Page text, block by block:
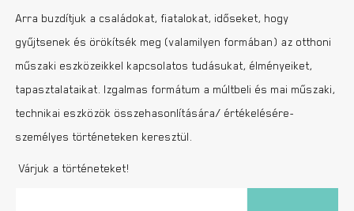
Arra buzdítjuk a családokat, fiatalokat, időseket, hogy
gyűjtsenek és örökítsék meg (valamilyen formában) az otthoni
műszaki eszközeikkel kapcsolatos tudásukat, élményeiket,
tapasztalataikat. Izgalmas formátum a múltbeli és mai műszaki,
technikai eszközök összehasonlítására/ értékelésére-
személyes történeteken keresztül.
Várjuk a történeteket!